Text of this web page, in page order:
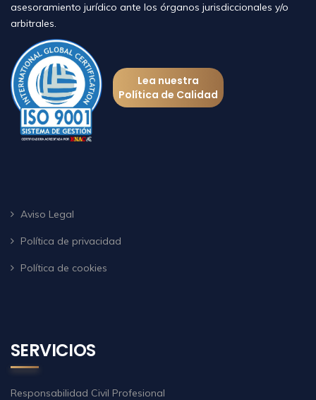
asesoramiento jurídico ante los órganos jurisdiccionales y/o
arbitrales.
Lea nuestra
Política de Calidad
Aviso Legal
Política de privacidad
Política de cookies
SERVICIOS
Responsabilidad Civil Profesional